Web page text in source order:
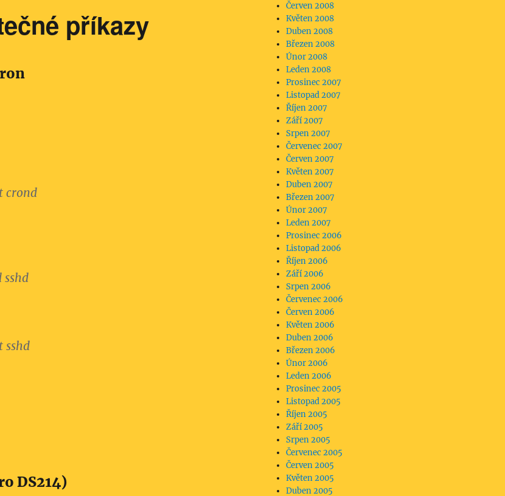
příkazy
crond
sshd
sshd
DS214)
Červen 2008
Květen 2008
Duben 2008
Březen 2008
Únor 2008
Leden 2008
Prosinec 2007
Listopad 2007
Říjen 2007
Září 2007
Srpen 2007
Červenec 2007
Červen 2007
Květen 2007
Duben 2007
Březen 2007
Únor 2007
Leden 2007
Prosinec 2006
Listopad 2006
Říjen 2006
Září 2006
Srpen 2006
Červenec 2006
Červen 2006
Květen 2006
Duben 2006
Březen 2006
Únor 2006
Leden 2006
Prosinec 2005
Listopad 2005
Říjen 2005
Září 2005
Srpen 2005
Červenec 2005
Červen 2005
Květen 2005
Duben 2005